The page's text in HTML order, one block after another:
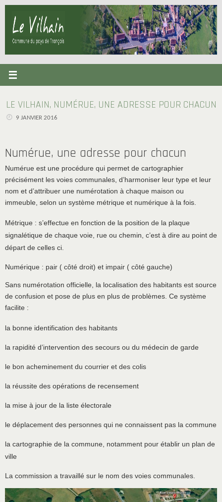
Passer
contenu
LE VILHAIN, NUMÉRUE, UNE ADRESSE POUR CHACUN
9 JANVIER 2016
Numérue, une adresse pour chacun
Numérue est une procédure qui permet de cartographier
précisément les voies communales, d’harmoniser leur type et leur
nom et d’attribuer une numérotation à chaque maison ou
immeuble, selon un système métrique et numérique à la fois.
Métrique : s’effectue en fonction de la position de la plaque
signalétique de chaque voie, rue ou chemin, c’est à dire au point de
départ de celles ci.
Numérique : pair ( côté droit) et impair ( côté gauche)
Sans numérotation officielle, la localisation des habitants est source
de confusion et pose de plus en plus de problèmes. Ce système
facilite :
la bonne identification des habitants
la rapidité d’intervention des secours ou du médecin de garde
le bon acheminement du courrier et des colis
la réussite des opérations de recensement
la mise à jour de la liste électorale
le déplacement des personnes qui ne connaissent pas la commune
la cartographie de la commune, notamment pour établir un plan de
ville
La commission a travaillé sur le nom des voies communales.